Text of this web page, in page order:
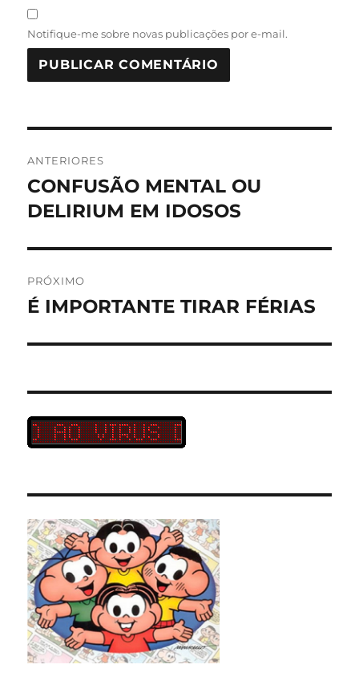
Notifique-me sobre novas publicações por e-mail.
de
Post
ANTERIORES
Post
anterior:
CONFUSÃO MENTAL OU
DELIRIUM EM IDOSOS
PRÓXIMO
Próximo
É IMPORTANTE TIRAR FÉRIAS